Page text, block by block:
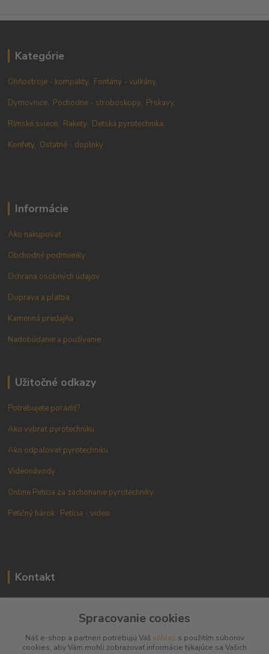
Kategórie
Ohňostroje - kompakty, Fontány - vulkány,
Dymovnice, Pochodne - stroboskopy, Prskavy,
Rímské sviece, Rakety, Detská pyrotechnika,
Konfety, Ostatné - doplnky
Informácie
Ako nakupovať
Obchodné podmienky
Ochrana osobných údajov
Doprava a platba
Kamenná predajňa
Nadobúdanie a používanie
Užitočné odkazy
Potrebujete poradiť?
Ako vybrať pyrotechniku
Ako odpaľovať pyrotechniku
Videonávody
Online Petícia za zachonanie pyrotechniky
Petičný hárok Petícia - video
Kontakt
info@pyromarket.sk
Spracovanie cookies
Náš e-shop a partneri potrebujú Váš súhlas s použitím súborov
cookies, aby Vám mohli zobrazovať informácie týkajúce sa Vašich